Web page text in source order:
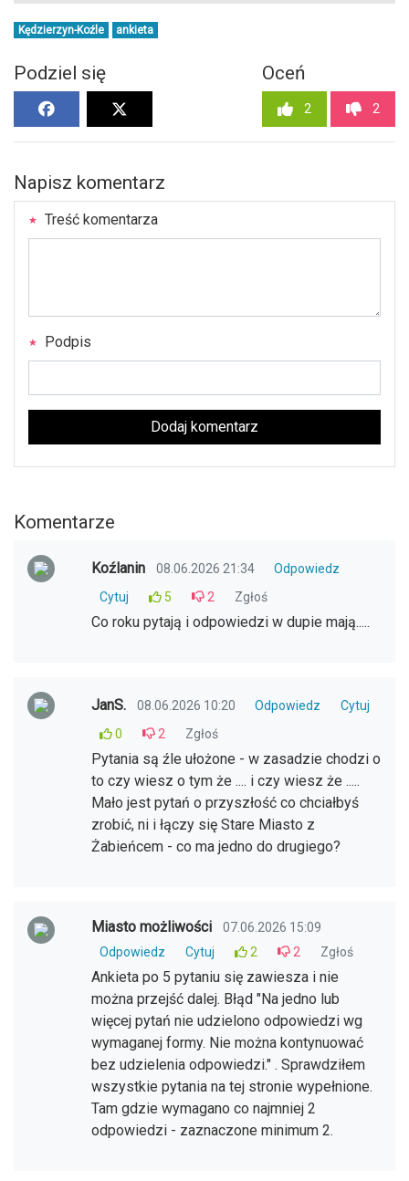
Kędzierzyn-Koźle ankieta
Podziel się Oceń
2 2
Napisz komentarz
Treść komentarza
Podpis
Dodaj komentarz
Komentarze
Koźlanin 08.06.2026 21:34
Odpowiedz
Cytuj
5 2 Zgłoś
Co roku pytają i odpowiedzi w dupie mają.....
JanS. 08.06.2026 10:20 Odpowiedz
Cytuj
0
2 Zgłoś
Pytania są źle ułożone - w zasadzie chodzi o
to czy wiesz o tym że .... i czy wiesz że .....
Mało jest pytań o przyszłość co chciałbyś
zrobić, ni i łączy się Stare Miasto z
Żabieńcem - co ma jedno do drugiego?
Miasto możliwości
07.06.2026 15:09
Odpowiedz
Cytuj 2 2 Zgłoś
Ankieta po 5 pytaniu się zawiesza i nie
można przejść dalej. Błąd "Na jedno lub
więcej pytań nie udzielono odpowiedzi wg
wymaganej formy. Nie można kontynuować
bez udzielenia odpowiedzi." . Sprawdziłem
wszystkie pytania na tej stronie wypełnione.
Tam gdzie wymagano co najmniej 2
odpowiedzi - zaznaczone minimum 2.